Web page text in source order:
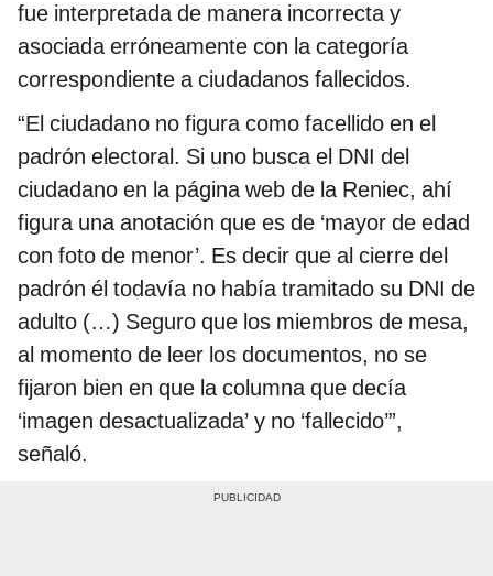
fue interpretada de manera incorrecta y
asociada erróneamente con la categoría
correspondiente a ciudadanos fallecidos.
“El ciudadano no figura como facellido en el
padrón electoral. Si uno busca el DNI del
ciudadano en la página web de la Reniec, ahí
figura una anotación que es de ‘mayor de edad
con foto de menor’. Es decir que al cierre del
padrón él todavía no había tramitado su DNI de
adulto (…) Seguro que los miembros de mesa,
al momento de leer los documentos, no se
fijaron bien en que la columna que decía
‘imagen desactualizada’ y no ‘fallecido’”,
señaló.